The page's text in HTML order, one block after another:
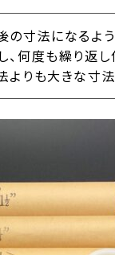
寸法になるよ
何度も繰り返
りも大きな寸法